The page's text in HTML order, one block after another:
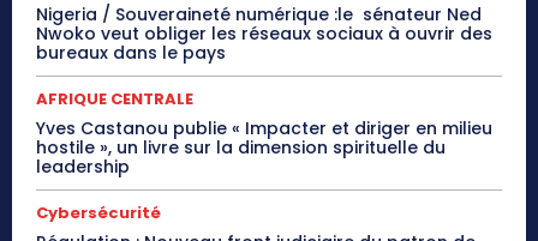
Nigeria / Souveraineté numérique :le sénateur Ned
Nwoko veut obliger les réseaux sociaux à ouvrir des
bureaux dans le pays
AFRIQUE CENTRALE
Yves Castanou publie « Impacter et diriger en milieu
hostile », un livre sur la dimension spirituelle du
leadership
Cybersécurité